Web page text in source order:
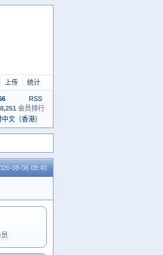
上传 统计
RSS
会员排行
文（香港）
08-06 08:40